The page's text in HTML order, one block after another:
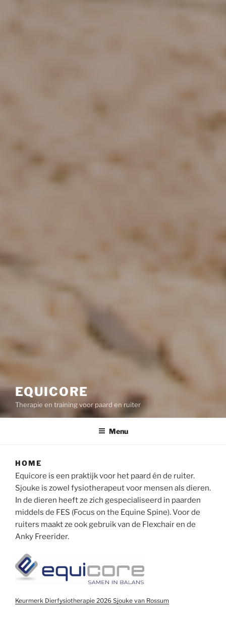
EQUICORE
Therapie en training voor paard en ruiter
Menu
HOME
Equicore is een praktijk voor het paard én de ruiter.
Sjouke is zowel fysiotherapeut voor mensen als dieren.
In de dieren heeft ze zich gespecialiseerd in paarden
middels de FES (Focus on the Equine Spine). Voor de
ruiters maakt ze ook gebruik van de Flexchair en de
Anky Freerider.
Keurmerk Dierfysiotherapie 2026 Sjouke van Rossum